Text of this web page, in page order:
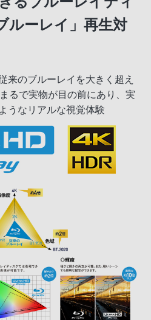
ルーレイ」再生対
来のブルーレイを大きく超え
るで実物が目の前にあり、実
うなリアルな視覚体験